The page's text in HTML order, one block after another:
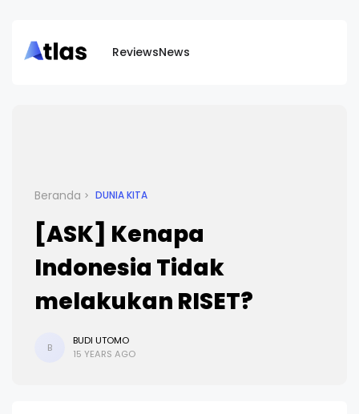
ReviewsNews
Beranda DUNIA KITA
[ASK] Kenapa
Indonesia Tidak
melakukan RISET?
B
BUDI UTOMO
15 YEARS AGO